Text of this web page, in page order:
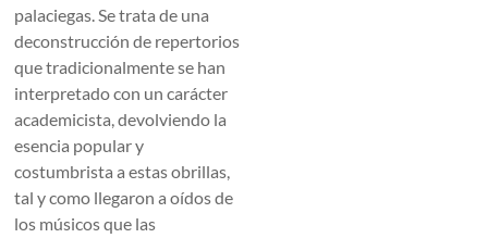
palaciegas. Se trata de una
deconstrucción de repertorios
que tradicionalmente se han
interpretado con un carácter
academicista, devolviendo la
esencia popular y
costumbrista a estas obrillas,
tal y como llegaron a oídos de
los músicos que las